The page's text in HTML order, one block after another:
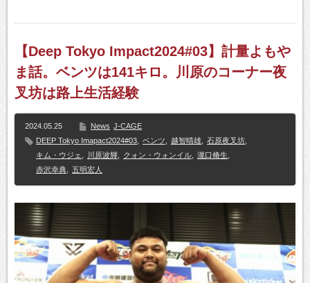
【Deep Tokyo Impact2024#03】計量よもや
ま話。ベンツは141キロ。川原のコーナー夜
叉坊は路上生活経験
2024.05.25 News J-CAGE
DEEP Tokyo Imapact2024#03
ベンツ 越智晴雄 石原夜叉坊
キム・ウジェ
川原波輝 クォン・ウォンイル 瀧口脩生
赤沢幸典
五明宏人